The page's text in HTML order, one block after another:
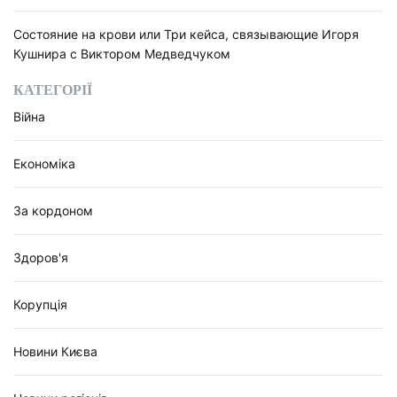
Состояние на крови или Три кейса, связывающие Игоря
Кушнира с Виктором Медведчуком
КАТЕГОРІЇ
Війна
Економіка
За кордоном
Здоров'я
Корупція
Новини Києва